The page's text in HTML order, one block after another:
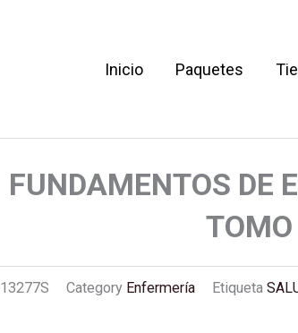
Inicio Paquetes
FUNDAMENTOS DE
TOMO
13277S Category Enfermería Etiqueta